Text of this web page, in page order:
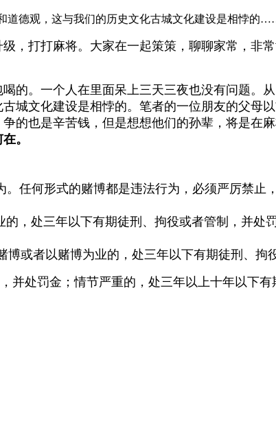
观，这与我们的历史文化古城文化建设是相悖的
打打麻将。大家在一起策策，聊聊家常，非
的。一个人在里面呆上三天三夜也没有问题。
城文化建设是相悖的。笔者的一位朋友的父母
的也是辛苦钱，但是想想他们的孙辈，将是在麻
。
何形式的赌博都是违法行为，必须严厉禁止，
处三年以下有期徒刑、拘役或者管制，并处罚
者以赌博为业的，处三年以下有期徒刑、拘
处罚金；情节严重的，处三年以上十年以下有